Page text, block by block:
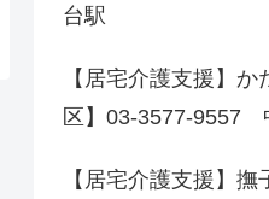
台駅
【居宅介護支援】
区】03-3577-9557
【居宅介護支援】